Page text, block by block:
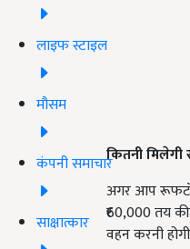
लाइफ स्टाइल
मौसम
कंपनी समाचार
साक्षात्कार
कितनी मिलेगी
अगर आप
₹60,000 तय
वहन करनी